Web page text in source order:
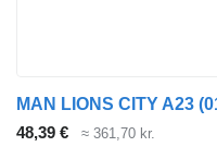
48,39 € ≈ 361,70 kr.